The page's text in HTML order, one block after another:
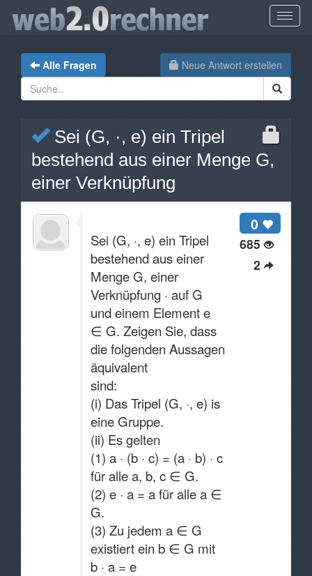
Neue Antwort erstellen
Alle Fragen
Sei (G, ·, e) ein Tripel
bestehend aus einer Menge G,
einer Verknüpfung
0
685
2
Sei (G, ·, e) ein Tripel
bestehend aus einer
Menge G, einer
Verknüpfung · auf G
und einem Element e
∈ G. Zeigen Sie, dass
die folgenden Aussagen
äquivalent
sind:
(i) Das Tripel (G, ·, e) is
eine Gruppe.
(ii) Es gelten
(1) a · (b · c) = (a · b) · c
für alle a, b, c ∈ G.
(2) e · a = a für alle a ∈
G.
(3) Zu jedem a ∈ G
existiert ein b ∈ G mit
b · a = e